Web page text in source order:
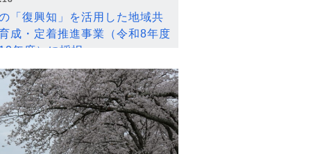
「復興知」を活用した地域共
成・定着推進事業（令和8年度
年度）に採択